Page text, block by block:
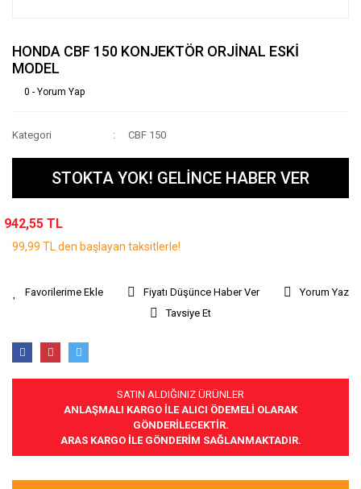
HONDA CBF 150 KONJEKTÖR ORJİNAL ESKİ
MODEL
0 - Yorum Yap
Kategori CBF 150
STOKTA YOK! GELİNCE HABER VER
942,55 TL
99,99 TL den başlayan taksitlerle!
Fiyatı Düşünce Haber Ver
Yorum Yaz
Tavsiye Et
SATIN ALDIĞINIZ ÜRÜNLER
ANLAŞMALI KARGO İLE ALICI ÖDEMELİ OLARAK
GÖNDERİLECEKTİR.
ARAS KARGO İLE GÖNDERİM SAĞLANMAKTADIR.